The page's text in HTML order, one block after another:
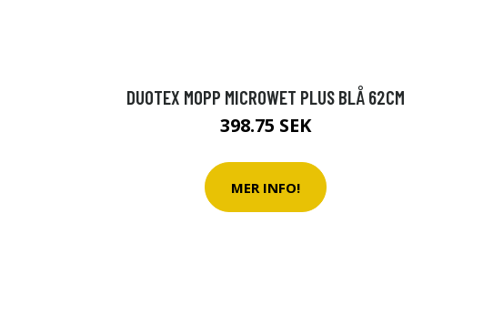
DUOTEX MOPP MICROWET PLUS BLÅ 62CM
398.75 SEK
MER INFO!